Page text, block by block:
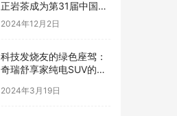
正岩茶成为第31届中国国
际广告节唯一指定茶叶品
2024年12月2日
科技发烧友的绿色座驾：
奇瑞舒享家纯电SUV的智
2024年3月19日